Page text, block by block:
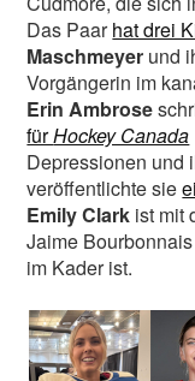
Das Paarhat drei
Maschmeyer und
Vorgängerin im
Erin Ambrose
fürHockey Canada
Depressionen und
veröffentlichte sie
Emily Clark ist mit
Jaime
im Kader ist.